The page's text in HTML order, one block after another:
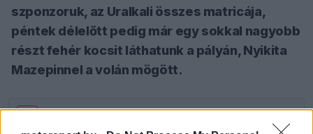
szponzoruk, az Uralkali összes matricája,
péntek délelőtt pedig már egy sokkal nagyobb
részt fehér kocsit láthatunk a pályán, Nyikita
Mazepinnel a volán mögött.